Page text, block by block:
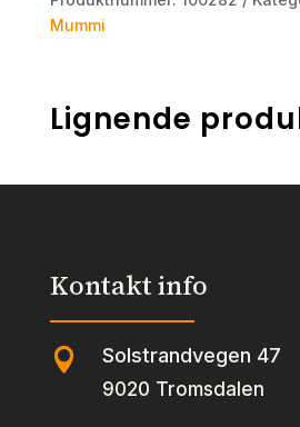
Mummi
Lignende
Kontakt info
 Solstrandvegen 47
9020 Tromsdalen